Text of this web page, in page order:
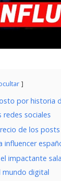
por historia
redes sociales
de los
influencer
impactante
mundo digital